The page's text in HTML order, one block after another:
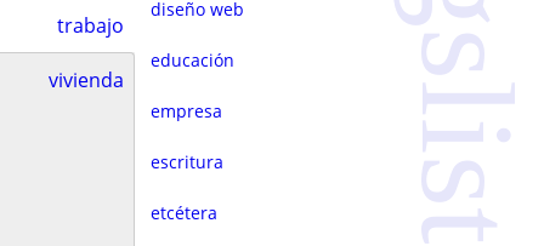
trabajo
vivienda
diseño web
educación
empresa
escritura
etcétera